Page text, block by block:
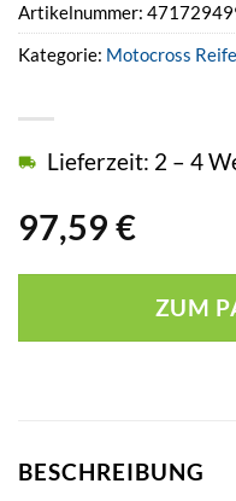
97,59 €
Lieferzeit: 2 – 4
ZUM
Artikelnummer:
Kategorie: Motocross
BESCHREIBUNG